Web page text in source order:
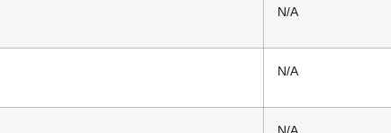
N/A
N/A